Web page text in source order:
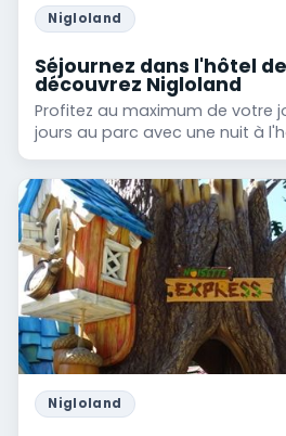
Nigloland
Séjournez dans l'hôtel
découvrez Nigloland
Profitez au maximum de votre
jours au parc avec une nuit à
Nigloland